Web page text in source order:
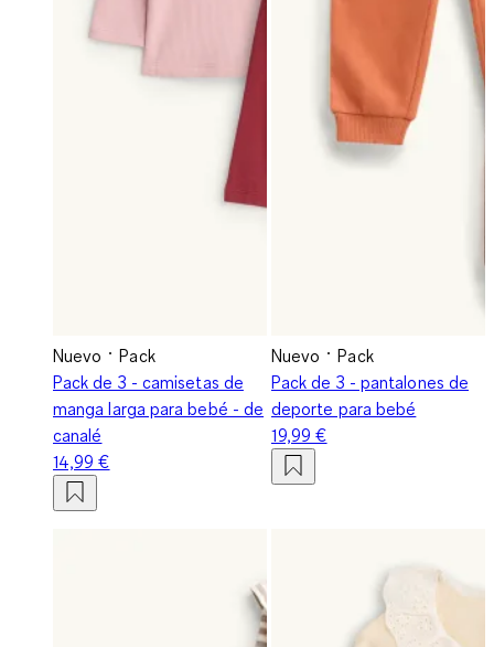
Nuevo
Pack
Pack de 3 - camisetas de
manga larga para bebé - de
canalé
14,99 €
Nuevo
Pack
Pack de 3 - pantalones de
deporte para bebé
19,99 €